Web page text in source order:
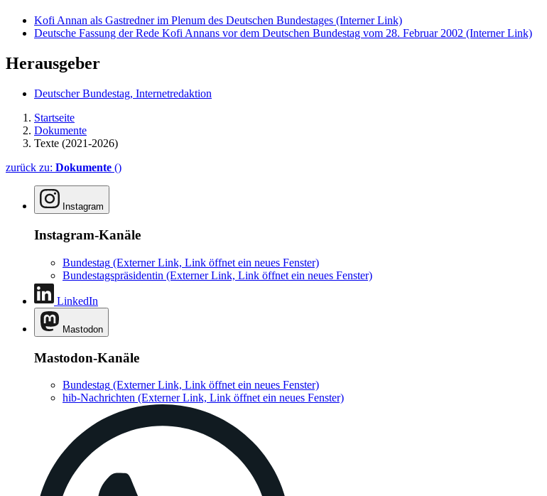
Kofi Annan als Gastredner im Plenum des Deutschen Bundestages (Interner Link)
Deutsche Fassung der Rede Kofi Annans vor dem Deutschen Bundestag vom 28. Februar 2002 (Interner Link)
Herausgeber
Deutscher Bundestag, Internetredaktion
Startseite
Dokumente
Texte (2021-2026)
zurück zu: Dokumente ()
Instagram
Instagram-Kanäle
Bundestag (Externer Link, Link öffnet ein neues Fenster)
Bundestagspräsidentin (Externer Link, Link öffnet ein neues Fenster)
LinkedIn
Mastodon
Mastodon-Kanäle
Bundestag (Externer Link, Link öffnet ein neues Fenster)
hib-Nachrichten (Externer Link, Link öffnet ein neues Fenster)